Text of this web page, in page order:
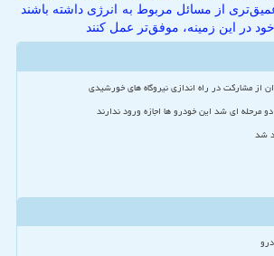
از مسائل مربوط به انرژی داشته باشند
در این زمینه، موفق‌تر عمل کنند
از مشارکت در راه اندازی نیروگاه های خورشیدی
مرحله ای شد این خودرو ها اجازه ورود ندارند
شد